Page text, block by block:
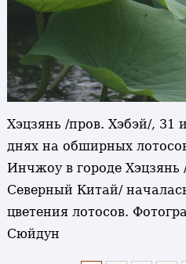
Хэцзянь /пров. Хэбэй/, 31
днях на обширных
Инчжоу в городе Хэцзянь
Северный Китай/
цветения лотосов.
Сюйдун